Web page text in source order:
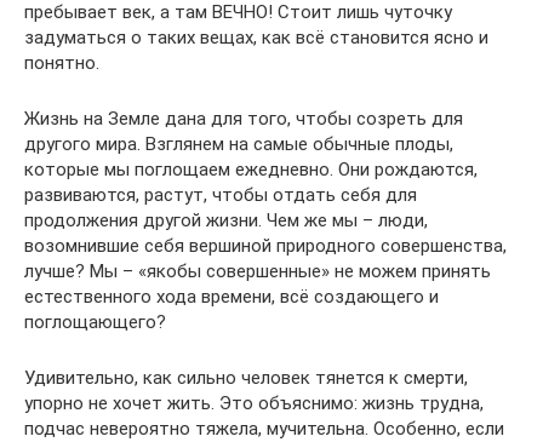
пребывает век, а там ВЕЧНО! Стоит лишь чуточку
задуматься о таких вещах, как всё становится ясно и
понятно.
Жизнь на Земле дана для того, чтобы созреть для
другого мира. Взглянем на самые обычные плоды,
которые мы поглощаем ежедневно. Они рождаются,
развиваются, растут, чтобы отдать себя для
продолжения другой жизни. Чем же мы – люди,
возомнившие себя вершиной природного совершенства,
лучше? Мы – «якобы совершенные» не можем принять
естественного хода времени, всё создающего и
поглощающего?
Удивительно, как сильно человек тянется к смерти,
упорно не хочет жить. Это объяснимо: жизнь трудна,
подчас невероятно тяжела, мучительна. Особенно, если